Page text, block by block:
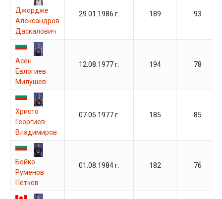
Джордже
Александров
Даскалович
29.01.1986 г. 189 93
Асен
Евлогиев
Милушев
12.08.1977 г. 194 78
Христо
Георгиев
Владимиров
07.05.1977 г. 185 85
Бойко
Руменов
Петков
01.08.1984 г. 182 76